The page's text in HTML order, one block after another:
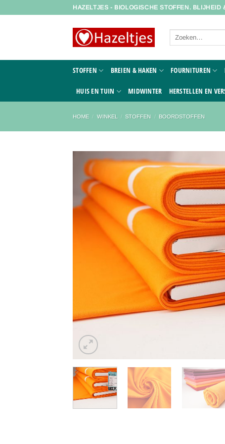
HAZELTJES - BIOLOGISCHE STOFFEN. BLIJHEID
Zoeken
STOFFEN BREIEN & HAKEN FOURNITUREN
HUIS EN TUIN MIDWINTER HERSTELLEN EN
HOME / WINKEL / STOFFEN / BOORDSTOFFEN